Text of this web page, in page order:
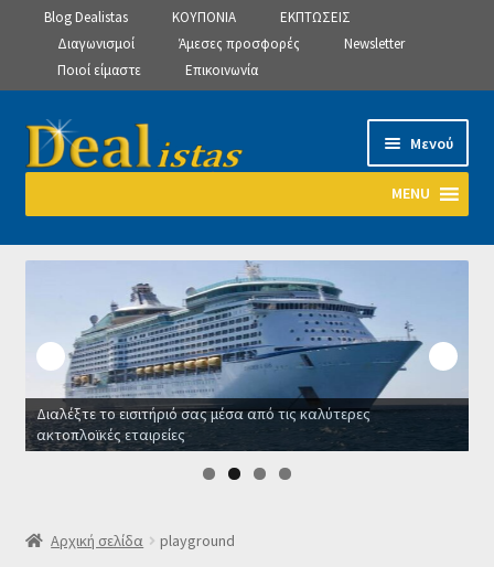
Blog Dealistas ΚΟΥΠΟΝΙΑ
ΕΚΠΤΩΣΕΙΣ
Διαγωνισμοί
Άμεσες προσφορές
Newsletter
Ποιοί είμαστε
Επικοινωνία
Απευθείας
μετάβαση
πλοήγηση
Μετάβαση
σε
Μενού
MENU
Αρχική
Manage Subscriptions
Manage Subscriptions
Manage Subscriptions
SLIDER
Διαλέξτε το εισιτήριό σας μέσα από τις καλύτερες
ακτοπλοϊκές εταιρείες
Αρχική σελίδα playground